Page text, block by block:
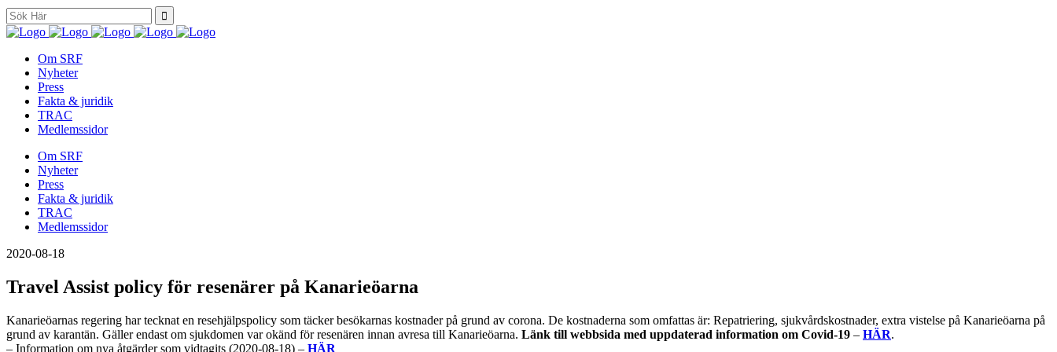
Search
for:
Om SRF
Nyheter
Press
Fakta & juridik
TRAC
Medlemssidor
Om SRF
Nyheter
Press
Fakta & juridik
TRAC
Medlemssidor
2020-08-18
Travel Assist policy för resenärer på Kanarieöarna
Kanarieöarnas regering har tecknat en resehjälpspolicy som täcker besökarnas kostnader på grund av corona. De kostnaderna som omfattas är: Repatriering, sjukvårdskostnader, extra vistelse på Kanarieöarna på
grund av karantän. Gäller endast om sjukdomen var okänd för resenären innan avresa till Kanarieöarna. Länk till webbsida med uppdaterad information om Covid-19 – HÄR.
– Information om nya åtgärder som vidtagits (2020-08-18) – HÄR